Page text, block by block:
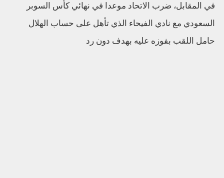
في المقابل، ضرب الاتحاد موعدا في نهائي كأس السوبر
السعودي مع نادي الفيحاء الذي تأهل على حساب الهلال
حامل اللقب بفوزه عليه بهدف دون رد